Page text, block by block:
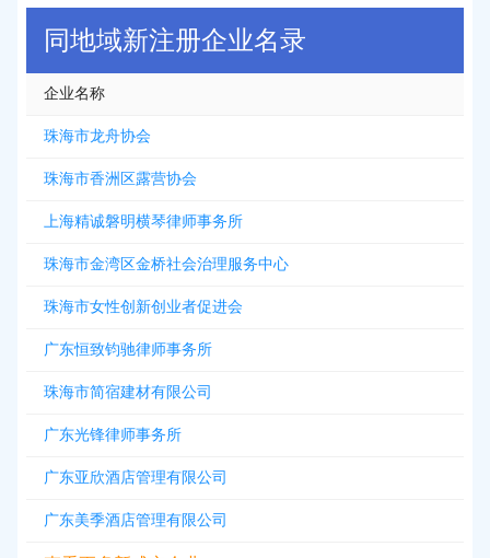
同地域新注册企业名录
企业名称
珠海市龙舟协会
珠海市香洲区露营协会
上海精诚磐明横琴律师事务所
珠海市金湾区金桥社会治理服务中心
珠海市女性创新创业者促进会
广东恒致钧驰律师事务所
珠海市简宿建材有限公司
广东光锋律师事务所
广东亚欣酒店管理有限公司
广东美季酒店管理有限公司